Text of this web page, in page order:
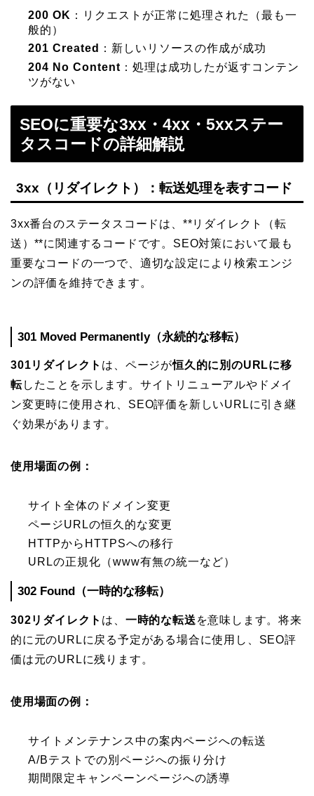
200 OK ：リクエストが正常に処理された（最も一
般的）
201 Created
：新しいリソースの作成が成功
204 No Content ：処理は成功したが返すコンテン
ツがない
SEOに重要な3xx・4xx・5xxステー
タスコードの詳細解説
3xx（リダイレクト）：転送処理を表すコード
3xx番台のステータスコードは、**リダイレクト（転
送）**に関連するコードです。SEO対策において最も
重要なコードの一つで、適切な設定により検索エンジ
ンの評価を維持できます。
301 Moved Permanently（永続的な移転）
301リダイレクト は、ページが恒久的に別のURLに移
転したことを示します。サイトリニューアルやドメイ
ン変更時に使用され、SEO評価を新しいURLに引き継
ぐ効果があります。
使用場面の例：
サイト全体のドメイン変更
ページURLの恒久的な変更
HTTPからHTTPSへの移行
URLの正規化（www有無の統一など）
302 Found（一時的な移転）
302リダイレクト は、 一時的な転送 を意味します。将来
的に元のURLに戻る予定がある場合に使用し、SEO評
価は元のURLに残ります。
使用場面の例：
サイトメンテナンス中の案内ページへの転送
A/Bテストでの別ページへの振り分け
期間限定キャンペーンページへの誘導